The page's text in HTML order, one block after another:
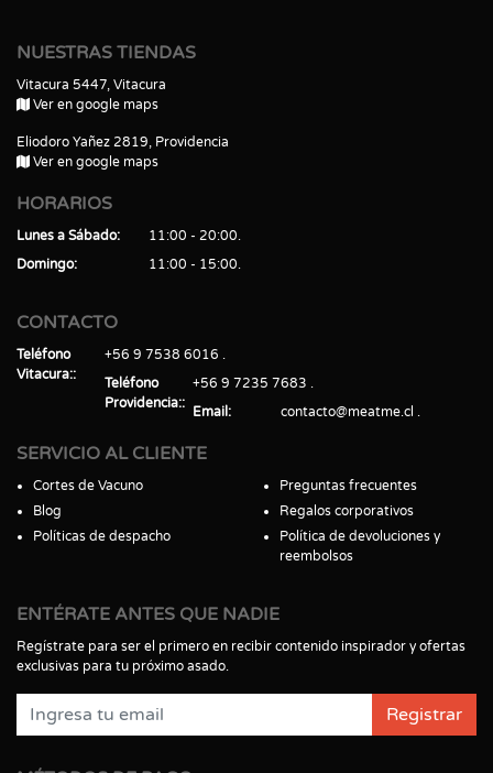
NUESTRAS TIENDAS
Vitacura 5447, Vitacura
Ver en google maps
Eliodoro Yañez 2819, Providencia
Ver en google maps
HORARIOS
Lunes a Sábado
11:00 - 20:00
Domingo
11:00 - 15:00
CONTACTO
Teléfono
Vitacura:
+56 9 7538 6016
Teléfono
Providencia:
+56 9 7235 7683
Email
contacto@meatme.cl
SERVICIO AL CLIENTE
Cortes de Vacuno
Blog
Políticas de despacho
Preguntas frecuentes
Regalos corporativos
Política de devoluciones y
reembolsos
ENTÉRATE ANTES QUE NADIE
Regístrate para ser el primero en recibir contenido inspirador y ofertas
exclusivas para tu próximo asado.
Registrar